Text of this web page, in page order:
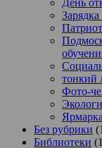
тонкий
Фото-
Без рубрики
Библиотеки